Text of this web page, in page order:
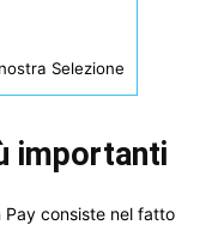
Selezione
importanti
Pay consiste nel fatto